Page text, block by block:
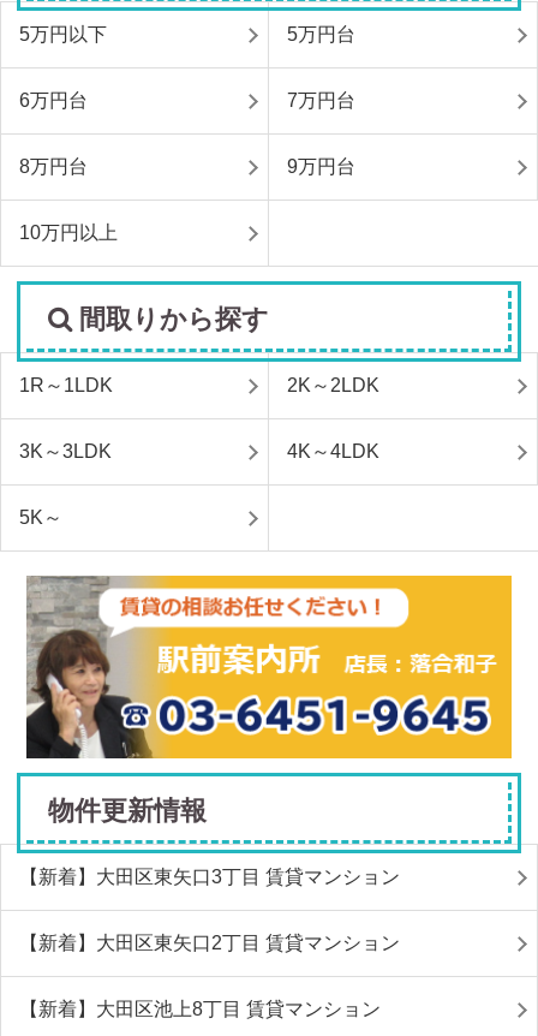
5万円以下 5万円台
6万円台 7万円台
8万円台 9万円台
10万円以上
間取りから探す
1R～1LDK 2K～2LDK
3K～3LDK 4K～4LDK
5K～
物件更新情報
【新着】大田区東矢口3丁目 賃貸マンション
【新着】大田区東矢口2丁目 賃貸マンション
【新着】大田区池上8丁目 賃貸マンション